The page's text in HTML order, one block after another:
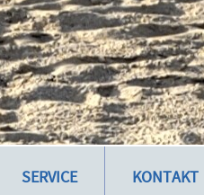
SERVICE KONTAKT